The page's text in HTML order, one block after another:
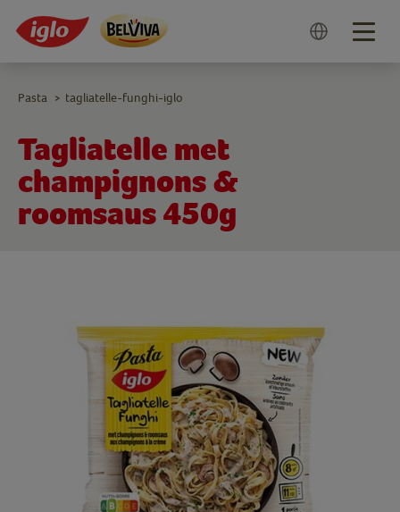
Tagliatelle met
champignons &
roomsaus 450g
Pasta > tagliatelle-funghi-iglo